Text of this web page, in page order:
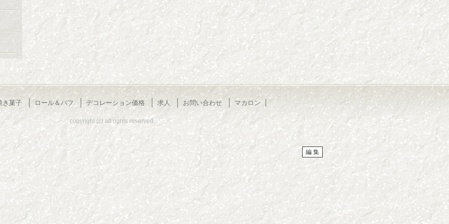
き菓子 ロール＆パフ デコレーション価格 求人 お問い合わせ マカロン
copyright (c) all rights reserved.
編 集